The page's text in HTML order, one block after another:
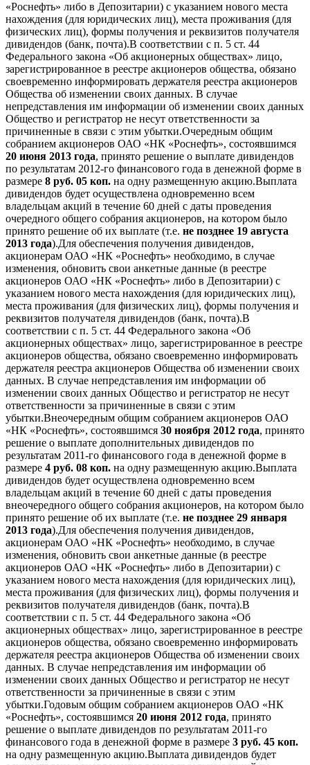
«Роснефть» либо в Депозитарии) с указанием нового места
нахождения (для юридических лиц), места проживания (для
физических лиц), формы получения и реквизитов получателя
дивидендов (банк, почта).В соответствии с п. 5 ст. 44
Федерального закона «Об акционерных обществах» лицо,
зарегистрированное в реестре акционеров общества, обязано
своевременно информировать держателя реестра акционеров
Общества об изменении своих данных. В случае
непредставления им информации об изменении своих данных
Общество и регистратор не несут ответственности за
причиненные в связи с этим убытки.Очередным общим
собранием акционеров ОАО «НК «Роснефть», состоявшимся
20 июня 2013 года, принято решение о выплате дивидендов
по результатам 2012-го финансового года в денежной форме в
размере 8 руб. 05 коп. на одну размещенную акцию.Выплата
дивидендов будет осуществлена одновременно всем
владельцам акций в течение 60 дней с даты проведения
очередного общего собрания акционеров, на котором было
принято решение об их выплате (т.е. не позднее 19 августа
2013 года).Для обеспечения получения дивидендов,
акционерам ОАО «НК «Роснефть» необходимо, в случае
изменения, обновить свои анкетные данные (в реестре
акционеров ОАО «НК «Роснефть» либо в Депозитарии) с
указанием нового места нахождения (для юридических лиц),
места проживания (для физических лиц), формы получения и
реквизитов получателя дивидендов (банк, почта).В
соответствии с п. 5 ст. 44 Федерального закона «Об
акционерных обществах» лицо, зарегистрированное в реестре
акционеров общества, обязано своевременно информировать
держателя реестра акционеров Общества об изменении своих
данных. В случае непредставления им информации об
изменении своих данных Общество и регистратор не несут
ответственности за причиненные в связи с этим
убытки.Внеочередным общим собранием акционеров ОАО
«НК «Роснефть», состоявшимся 30 ноября 2012 года, принято
решение о выплате дополнительных дивидендов по
результатам 2011-го финансового года в денежной форме в
размере 4 руб. 08 коп. на одну размещенную акцию.Выплата
дивидендов будет осуществлена одновременно всем
владельцам акций в течение 60 дней с даты проведения
внеочередного общего собрания акционеров, на котором было
принято решение об их выплате (т.е. не позднее 29 января
2013 года).Для обеспечения получения дивидендов,
акционерам ОАО «НК «Роснефть» необходимо, в случае
изменения, обновить свои анкетные данные (в реестре
акционеров ОАО «НК «Роснефть» либо в Депозитарии) с
указанием нового места нахождения (для юридических лиц),
места проживания (для физических лиц), формы получения и
реквизитов получателя дивидендов (банк, почта).В
соответствии с п. 5 ст. 44 Федерального закона «Об
акционерных обществах» лицо, зарегистрированное в реестре
акционеров общества, обязано своевременно информировать
держателя реестра акционеров Общества об изменении своих
данных. В случае непредставления им информации об
изменении своих данных Общество и регистратор не несут
ответственности за причиненные в связи с этим
убытки.Годовым общим собранием акционеров ОАО «НК
«Роснефть», состоявшимся 20 июня 2012 года, принято
решение о выплате дивидендов по результатам 2011-го
финансового года в денежной форме в размере 3 руб. 45 коп.
на одну размещенную акцию.Выплата дивидендов будет